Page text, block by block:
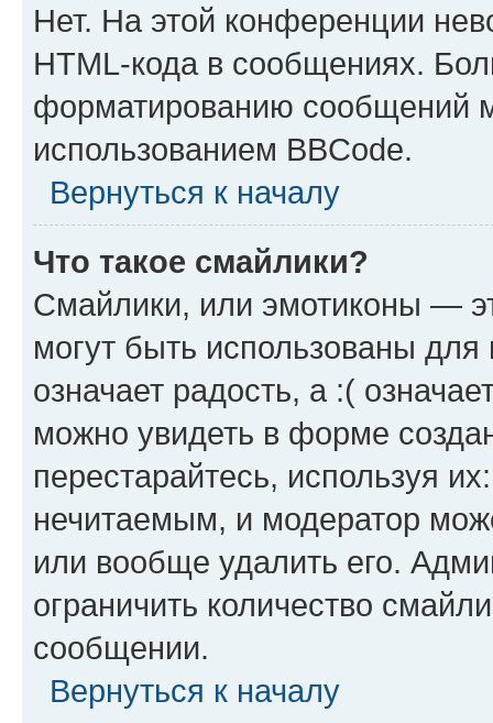
Нет. На этой конференции
HTML-кода в сообщениях.
форматированию сообщений
использованием BBCode.
Вернуться к началу
Что такое смайлики?
Смайлики, или эмотиконы —
могут быть использованы
означает радость, а :(
можно увидеть в форме
перестарайтесь, используя
нечитаемым, и модератор
или вообще удалить его.
ограничить количество
сообщении.
Вернуться к началу